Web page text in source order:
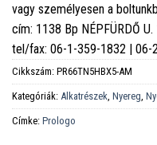
vagy személyesen a
cím: 1138 Bp NÉPFÜRDŐ
tel/fax: 06-1-359-1832 | 06-
Cikkszám: PR66TN5HBX5-AM
Kategóriák: Alkatrészek Nyereg
Címke: Prologo